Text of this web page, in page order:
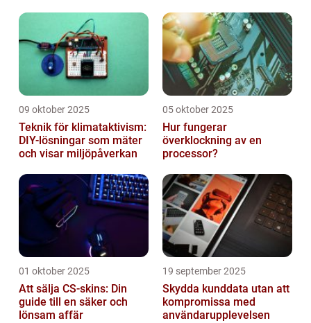
09 oktober 2025
Teknik för klimataktivism:
DIY-lösningar som mäter
och visar miljöpåverkan
05 oktober 2025
Hur fungerar
överklockning av en
processor?
01 oktober 2025
Att sälja CS-skins: Din
guide till en säker och
lönsam affär
19 september 2025
Skydda kunddata utan att
kompromissa med
användarupplevelsen